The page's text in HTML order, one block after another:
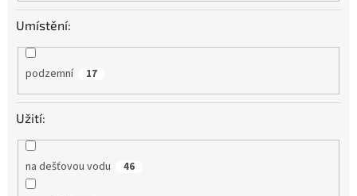
Umístění:
podzemní 17
Užití:
na dešťovou vodu 46